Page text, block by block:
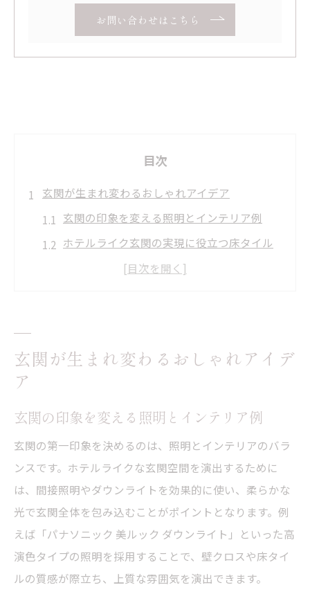
お問い合わせはこちら
目次
玄関が生まれ変わるおしゃれアイデア
玄関の印象を変える照明とインテリア例
ホテルライク玄関の実現に役立つ床タイル
法
インテリアで叶えるホテルライク玄関
床タイルと壁クロスが調和するデザイン案
おしゃれな玄関インテリアの置物選び方
玄関アイデアを活かした実例コーディネー
ト集
玄関が生まれ変わるおしゃれアイデ
ア
玄関の印象を変える照明とインテリア例
玄関の第一印象を決めるのは、照明とインテリアのバラ
ンスです。ホテルライクな玄関空間を演出するために
は、間接照明やダウンライトを効果的に使い、柔らかな
光で玄関全体を包み込むことがポイントとなります。例
えば「パナソニック 美ルック ダウンライト」といった高
演色タイプの照明を採用することで、壁クロスや床タイ
ルの質感が際立ち、上質な雰囲気を演出できます。